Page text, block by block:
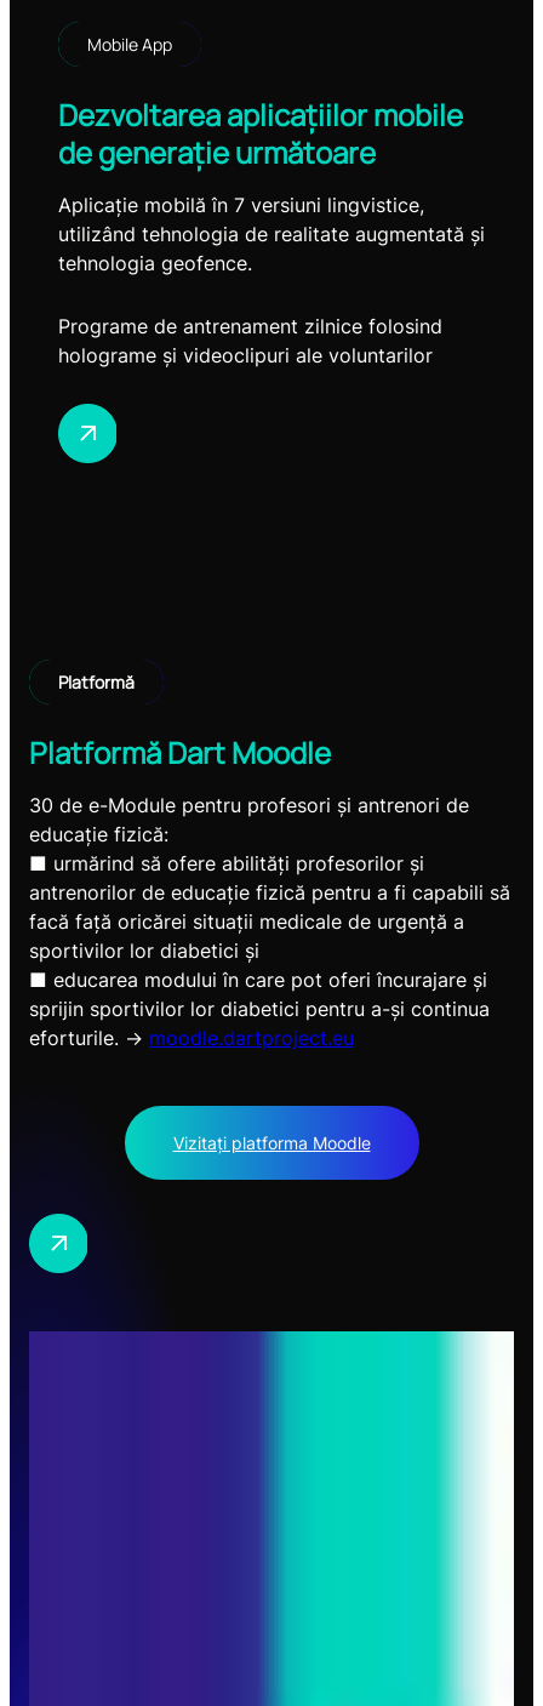
Mobile App
Dezvoltarea aplicațiilor mobile
de generație următoare
Aplicație mobilă în 7 versiuni lingvistice,
utilizând tehnologia de realitate augmentată și
tehnologia geofence.
Programe de antrenament zilnice folosind
holograme și videoclipuri ale voluntarilor
Platformă
PlatformăDart Moodle
30 de e-Module pentru profesori și antrenori de
educație fizică:
■ urmărind să ofere abilități profesorilor și
antrenorilor de educație fizică pentru a fi capabili să
facă față oricărei situații medicale de urgență a
sportivilor lor diabetici și
■ educarea modului în care pot oferi încurajare și
sprijin sportivilor lor diabetici pentru a-și continua
eforturile. -> moodle.dartproject.eu
Vizitați platforma Moodle